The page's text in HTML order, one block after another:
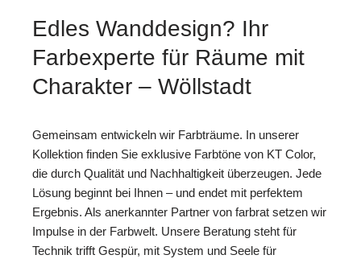
Edles Wanddesign? Ihr
Farbexperte für Räume mit
Charakter – Wöllstadt
Gemeinsam entwickeln wir Farbträume. In unserer
Kollektion finden Sie exklusive Farbtöne von KT Color,
die durch Qualität und Nachhaltigkeit überzeugen. Jede
Lösung beginnt bei Ihnen – und endet mit perfektem
Ergebnis. Als anerkannter Partner von farbrat setzen wir
Impulse in der Farbwelt. Unsere Beratung steht für
Technik trifft Gespür, mit System und Seele für